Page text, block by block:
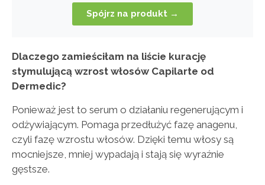
Spójrz na produkt →
Dlaczego zamieściłam na liście kurację
stymulującą wzrost włosów Capilarte od
Dermedic?
Ponieważ jest to serum o działaniu regenerującym i
odżywiającym. Pomaga przedłużyć fazę anagenu,
czyli fazę wzrostu włosów. Dzięki temu włosy są
mocniejsze, mniej wypadają i stają się wyraźnie
gęstsze.